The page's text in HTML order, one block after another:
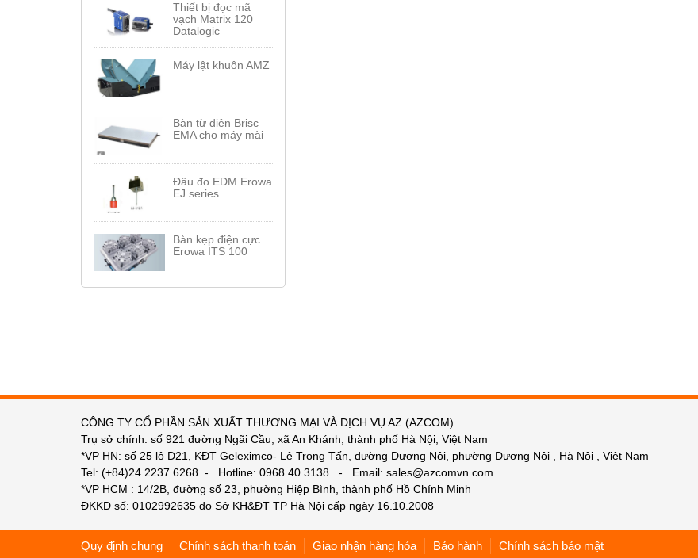
Thiết bị đọc mã
vạch Matrix 120
Datalogic
Máy lật khuôn AMZ
Bàn từ điện Brisc
EMA cho máy mài
Đâu đo EDM Erowa
EJ series
Bàn kẹp điện cực
Erowa ITS 100
CÔNG TY CỔ PHẦN SẢN XUẤT THƯƠNG MẠI VÀ DỊCH VỤ AZ (AZCOM)
Trụ sở chính: số 921 đường Ngãi Cầu, xã An Khánh, thành phố Hà Nội, Việt Nam
*VP HN: số 25 lô D21, KĐT Geleximco- Lê Trọng Tấn, đường Dương Nội, phường Dương Nội , Hà Nội , Việt Nam
Tel: (+84)24.2237.6268 - Hotline: 0968.40.3138 - Email: sales@azcomvn.com
*VP HCM : 14/2B, đường số 23, phường Hiệp Bình, thành phố Hồ Chính Minh
ĐKKD số: 0102992635 do Sở KH&ĐT TP Hà Nội cấp ngày 16.10.2008
Quy định chung Chính sách thanh toán Giao nhận hàng hóa Bảo hành Chính sách bảo mật